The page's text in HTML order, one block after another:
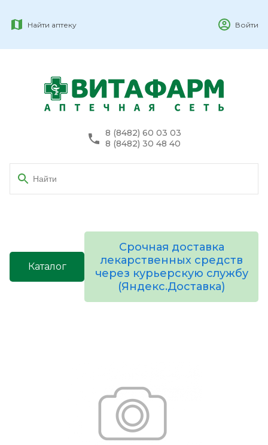
Найти аптеку Войти
8 (8482) 60 03 03
8 (8482) 30 48 40
Каталог
Срочная доставка
лекарственных средств
через курьерскую службу
(Яндекс.Доставка)